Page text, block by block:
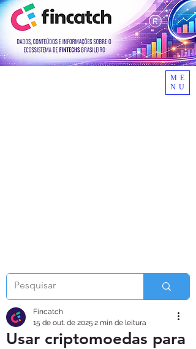
ME
NU
Usar criptomoedas para
Fincatch
15 de out. de 2025 2 min de leitura